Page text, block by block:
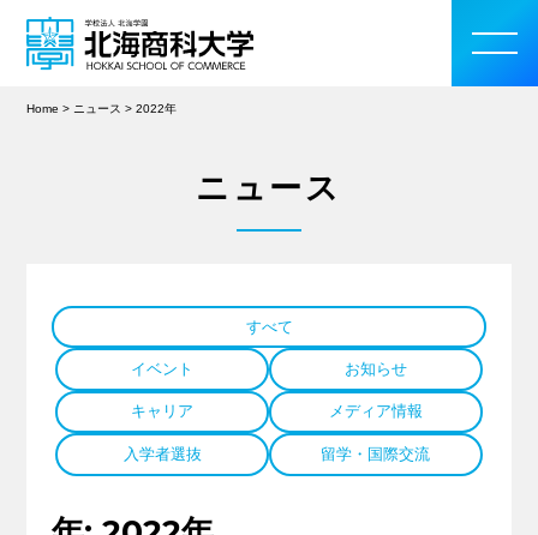
入学案内
教育・研究活動
学生生活
留学・国際交流
Home > ニュース >2022年
ニュース
すべて
イベント お知らせ
キャリア メディア情報
入学者選抜 留学・国際交流